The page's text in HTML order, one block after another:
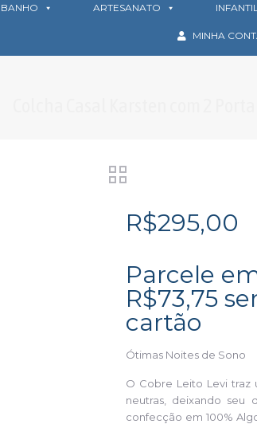
BANHO ARTESANATO
MINHA
R$295,00
Parcele
R$73,75
cartão
Ótimas Noites de Sono
O Cobre Leito Levi
neutras, deixando seu
confecção em 100%